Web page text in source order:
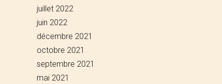
juillet 2022
juin 2022
décembre 2021
octobre 2021
septembre 2021
mai 2021